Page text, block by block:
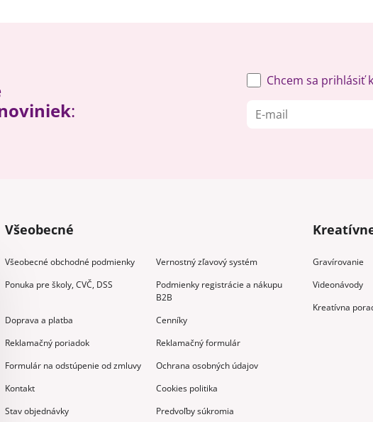
:
Chcem sa prihlásiť
Všeobecné
Všeobecné obchodné podmienky
Vernostný zľavový systém
Ponuka pre školy, CVČ, DSS
Podmienky registrácie a nákupu
B2B
Doprava a platba
Cenníky
Reklamačný poriadok
Reklamačný formulár
Formulár na odstúpenie od zmluvy
Ochrana osobných údajov
Kontakt
Cookies politika
Stav objednávky
Predvoľby súkromia
Gravírovanie
Videonávody
Kreatívna